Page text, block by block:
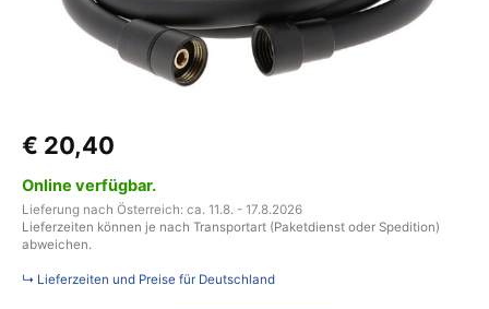
€ 20,40
Online verfügbar.
Lieferung nach Österreich: ca. 11.8. - 17.8.2026
Lieferzeiten können je nach Transportart (Paketdienst oder Spedition)
abweichen.
↳ Lieferzeiten und Preise für Deutschland